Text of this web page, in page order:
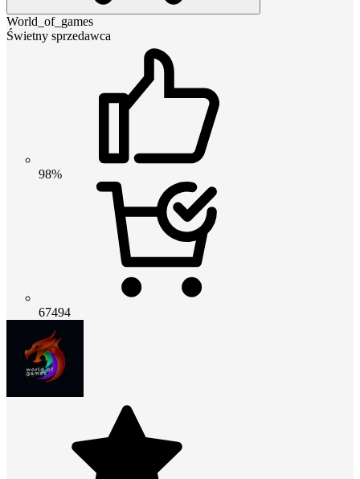
World_of_games
Świetny sprzedawca
98%
67494